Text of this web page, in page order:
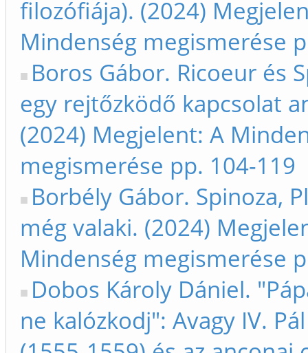
filozófiája). (2024)
Mindenség megismerése
Boros Gábor. Ricoeur és
egy rejtőzködő kapcsolat
(2024) Megjelent: A
megismerése pp. 104-119
Borbély Gábor. Spinoza,
még valaki. (2024)
Mindenség megismerése
Dobos Károly Dániel.
ne kalózkodj": Avagy IV.